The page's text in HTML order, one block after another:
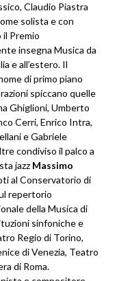
Claudio Piastra
solista e con
Premio
insegna Musica da
e all’estero. Il
di primo piano
spiccano quelle
Ghiglioni, Umberto
Cerri, Enrico Intra,
e Gabriele
condiviso il palco a
jazz Massimo
al Conservatorio di
repertorio
della Musica di
sinfoniche e
Regio di Torino,
di Venezia, Teatro
di Roma.